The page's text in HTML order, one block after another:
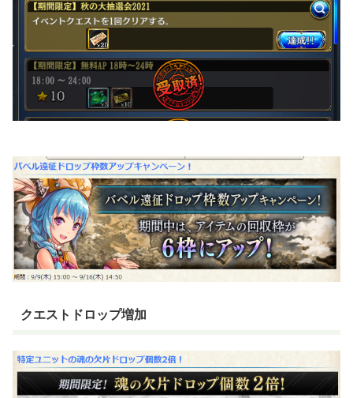
クエストドロップ増加